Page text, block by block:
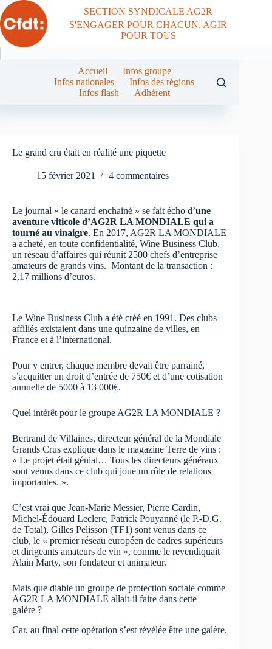
Passer
au
contenu
SECTION SYNDICALE AG2R
S'ENGAGER POUR CHACUN, AGIR
POUR TOUS
Accueil
Infos groupe
Infos nationales
Infos des régions
Infos flash
Adhérent
Le grand cru était en réalité une piquette
15 février 2021 4 commentaires
Le journal « le canard enchainé » se fait écho d’une
aventure viticole d’AG2R LA MONDIALE qui a
tourné au vinaigre. En 2017, AG2R LA MONDIALE
a acheté, en toute confidentialité, Wine Business Club,
un réseau d’affaires qui réunit 2500 chefs d’entreprise
amateurs de grands vins. Montant de la transaction :
2,17 millions d’euros.
Le Wine Business Club a été créé en 1991. Des clubs
affiliés existaient dans une quinzaine de villes, en
France et à l’international.
Pour y entrer, chaque membre devait être parrainé,
s’acquitter un droit d’entrée de 750€ et d’une cotisation
annuelle de 5000 à 13 000€.
Quel intérêt pour le groupe AG2R LA MONDIALE ?
Bertrand de Villaines, directeur général de la Mondiale
Grands Crus explique dans le magazine Terre de vins :
« Le projet était génial… Tous les directeurs généraux
sont venus dans ce club qui joue un rôle de relations
importantes. ».
C’est vrai que Jean-Marie Messier, Pierre Cardin,
Michel-Édouard Leclerc, Patrick Pouyanné (le P.-D.G.
de Total), Gilles Pelisson (TF1) sont venus dans ce
club, le « premier réseau européen de cadres supérieurs
et dirigeants amateurs de vin », comme le revendiquait
Alain Marty, son fondateur et animateur.
Mais que diable un groupe de protection sociale comme
AG2R LA MONDIALE allait-il faire dans cette
galère ?
Car, au final cette opération s’est révélée être une galère.